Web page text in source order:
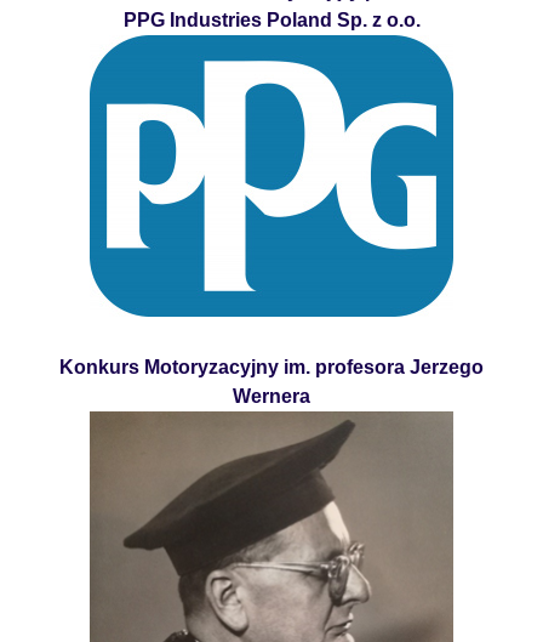
PPG Industries Poland Sp. z o.o.
Konkurs Motoryzacyjny im. profesora Jerzego
Wernera